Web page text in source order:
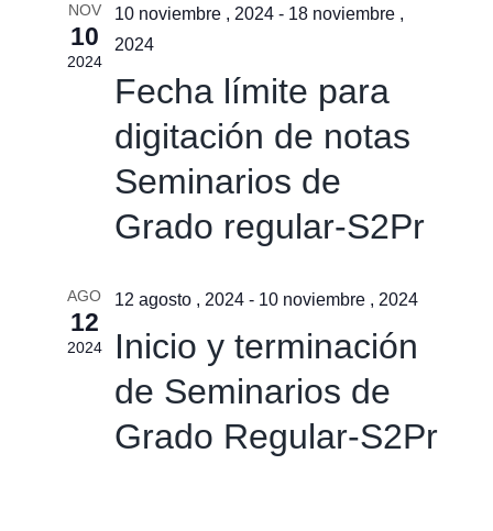
NOV
10
2024
10 noviembre , 2024- 18 noviembre ,
2024
Fecha límite para
digitación de notas
Seminarios de
Grado regular-S2Pr
AGO
12
2024
12 agosto , 2024- 10 noviembre , 2024
Inicio y terminación
de Seminarios de
Grado Regular-S2Pr